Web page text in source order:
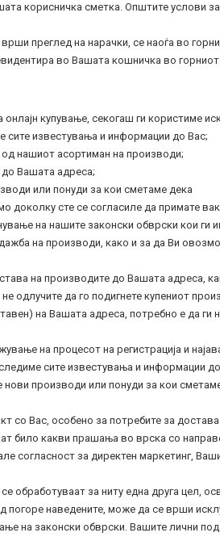
корисничка сметка. Општите услови
преглед на нарачки, се наоѓа во
во Вашата кошничка во горниот
купување, секогаш ги користиме
сите известувања и информации до Вас;
нашиот асортиман на производи;
до Вашата адреса;
или понуди за кои сметаме дека
доколку сте се согласиле да примате
на нашите законски обврски кои ги
на производи, како и за да Ви
на производите до Вашата адреса,
одлучите да го подигнете купениот
на Вашата адреса, потребно е да ги
на процесот на регистрација и
сите известувања и информации до
нови производи или понуди за кои
со Вас, особено за потребите за
било какви прашања во врска со
согласност за директен маркетинг,
обработуваат за ниту една друга цел,
погоре наведените, може да се врши
на законски обврски. Вашите лични